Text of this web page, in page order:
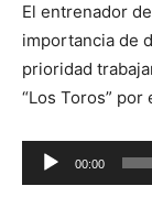
El entrenador
importancia de
prioridad
“Los Toros”
Reproductor
de
00:00